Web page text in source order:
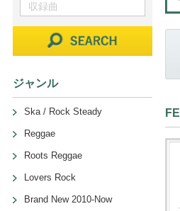
ジャンル
Ska / Rock Steady
Reggae
Roots Reggae
Lovers Rock
Brand New 2010-Now